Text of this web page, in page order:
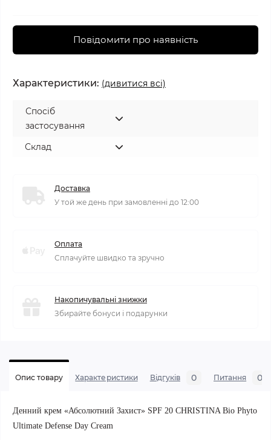
Повідомити про наявність
Характеристики: (дивитися всі)
Спосіб
застосування
Склад
Доставка
У той же день при замовленні до 12:00
Оплата
Сплачуйте швидко та зручно
Накопичувальні знижки
Збирайте бонуси і подарунки
Опис товару Характеристики Відгуків 0 Питання 0
Денний крем «Абсолютний Захист» SPF 20 CHRISTINA Bio Phyto
Ultimate Defense Day Cream